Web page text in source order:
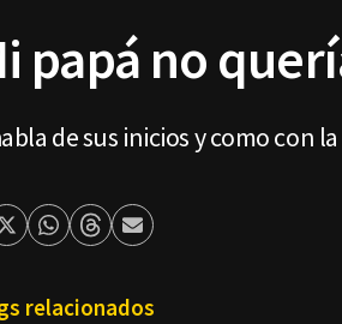
papá no
de sus inicios y como con
TwitterWhatsapp
ThreadsEnviar
relacionados